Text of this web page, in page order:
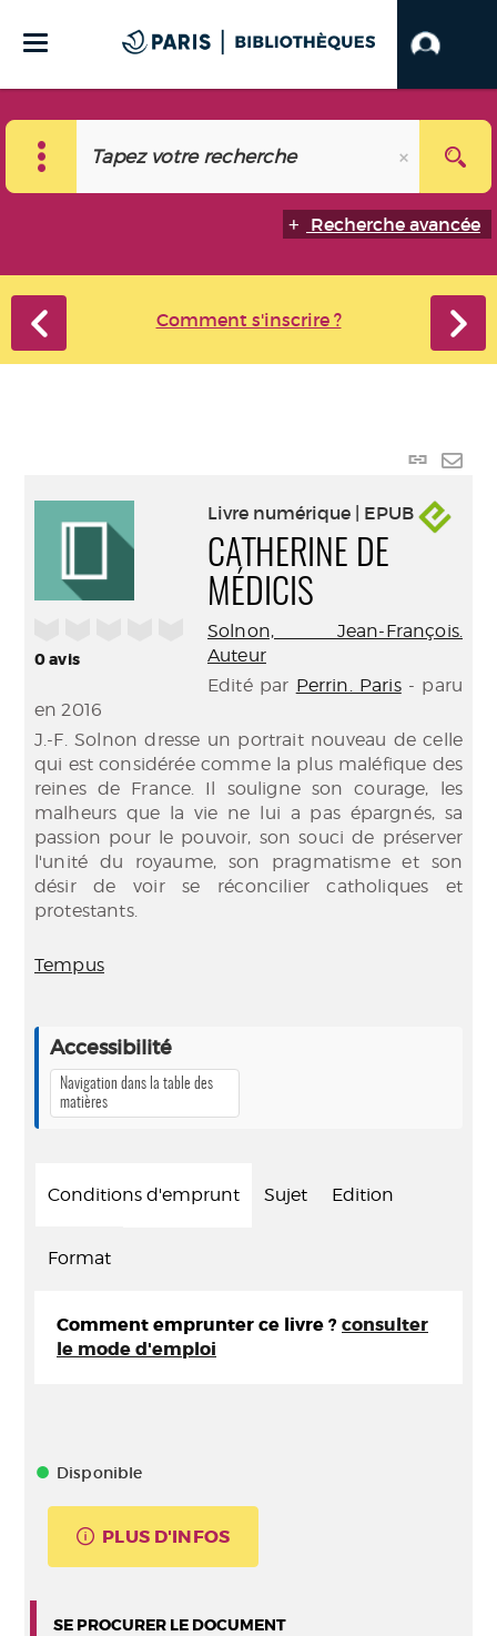
Recherche avancée
Comment s'inscrire ?
Lien
0avis
Livre numérique | EPUB
CATHERINE DE
MÉDICIS
Solnon, Jean-François.
Auteur
Edité par Perrin. Paris- paru
en 2016
J.-F. Solnon dresse un portrait nouveau de celle
qui est considérée comme la plus maléfique des
reines de France. Il souligne son courage, les
malheurs que la vie ne lui a pas épargnés, sa
passion pour le pouvoir, son souci de préserver
l'unité du royaume, son pragmatisme et son
désir de voir se réconcilier catholiques et
protestants.
Tempus
Accessibilité
Navigation dans la table des
matières
Conditions d'emprunt Sujet Edition
Format
Comment emprunter ce livre ? consulter
le mode d'emploi
Disponible
PLUS D'INFOS
SE PROCURER LE DOCUMENT